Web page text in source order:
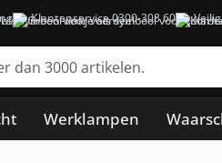
Klantenservice 0300-308 60
Werklampen